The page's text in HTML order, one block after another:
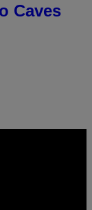
Caves